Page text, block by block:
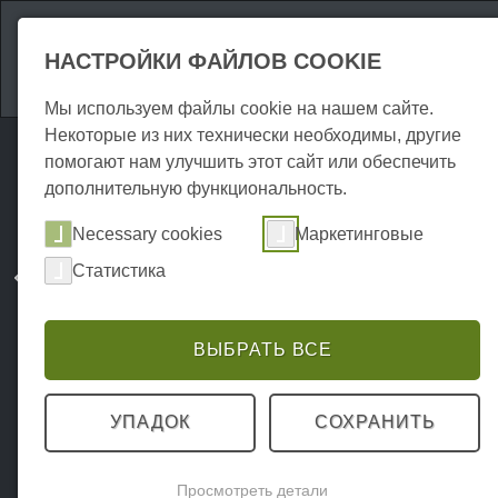
Аттракционы
НАСТРОЙКИ ФАЙЛОВ COOKIE
Мы используем файлы cookie на нашем сайте.
Некоторые из них технически необходимы, другие
помогают нам улучшить этот сайт или обеспечить
дополнительную функциональность.
Necessary cookies
Маркетинговые
Статистика
ВЫБРАТЬ ВСЕ
УПАДОК СОХРАНИТЬ
Просмотреть детали